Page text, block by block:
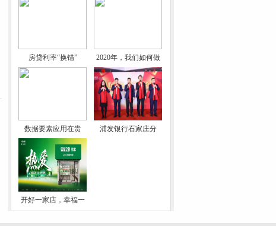
房贷利率“换锚” 2020年，我们如何做
数据要素应用在贵 浦发银行石家庄分
开好一家店，幸福一